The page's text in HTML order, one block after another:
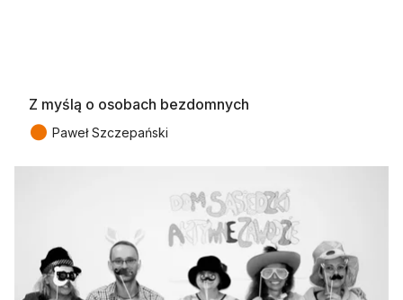
Z myślą o osobach bezdomnych
● Paweł Szczepański